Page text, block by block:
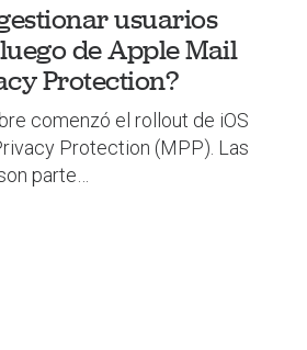
usuarios
de Apple Mail
Protection?
comenzó el rollout de iOS
Protection (MPP). Las
parte…